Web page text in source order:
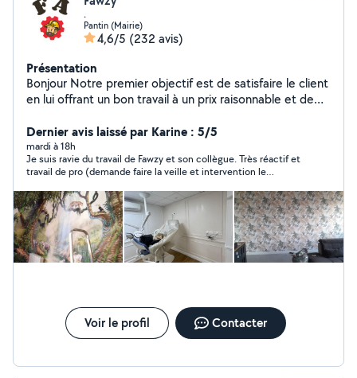
.
Pantin (Mairie)
4,6/5 (232 avis)
Présentation
Bonjour Notre premier objectif est de satisfaire le client
en lui offrant un bon travail à un prix raisonnable et de
conquérir un nouveau client. Nous sommes à votre
service à tout moment. N'hésitez pas à nous contacter.
Nous attendons votre appel, merci beaucoup Nous
travaillons dans disponible 7j/7, je me déplace sur Paris
et alentours. cordialement À votre service. 24/24 7j/7 -
peinture intérieure murs / plafonds -toile de verre, -
décoller et coller -des papiers peint. -pose le sol,
parquet, lino, Installation de meubles pose de cuisine -
carrelage, -électricité -plombier
Dernier avis laissé par Karine : 5/5
mardi à 18h
Je suis ravie du travail de Fawzy et son collègue. Très réactif et
travail de pro (demande faire la veille et intervention le
positionner un grand miroir. Fawzy a a choisir que le client soit
satisfait. Un grand merci
Voir le profil Contacter